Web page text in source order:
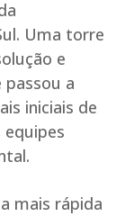
Uma torre
e
a
iniciais de
mais rápida